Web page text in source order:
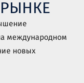
международном
новых